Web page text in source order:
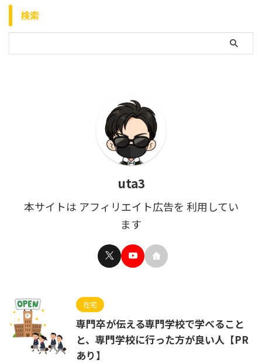
検索
uta3
本サイトは アフィリエイト広告を 利用してい
ます
在宅
専門卒が伝える専門学校で学べること
と、専門学校に行った方が良い人【PR
あり】